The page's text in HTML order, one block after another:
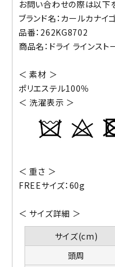
お問い合わせの際は以下
ブランド名：カールカナイ
品番：262KG8702
商品名：ドライ ラインスト
＜ 素材 ＞
ポリエステル100％
＜ 洗濯表示 ＞
＜ 重さ ＞
FREEサイズ：60g
＜ サイズ詳細 ＞
サイズ(cm)
頭周